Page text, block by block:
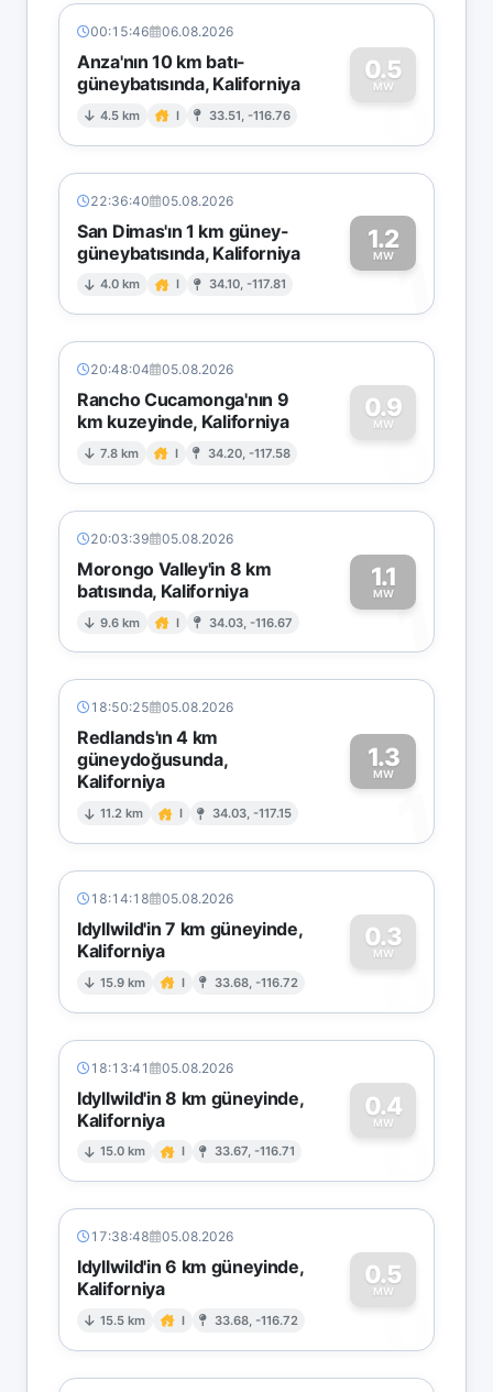
00:15:46 06.08.2026
Anza'nın 10 km batı-
güneybatısında, Kaliforniya
4.5 km I 33.51, -116.76
0.5
MW
0
22:36:40 05.08.2026
San Dimas'ın 1 km güney-
güneybatısında, Kaliforniya
4.0 km I 34.10, -117.81
1.2
MW1
20:48:04 05.08.2026
Rancho Cucamonga'nın 9
km kuzeyinde, Kaliforniya
7.8 km I 34.20, -117.58
0.9
MW
0
20:03:39 05.08.2026
Morongo Valley'in 8 km
batısında, Kaliforniya
9.6 km I 34.03, -116.67
1.1
MW1
18:50:25 05.08.2026
Redlands'ın 4 km
güneydoğusunda,
Kaliforniya
11.2 km I 34.03, -117.15
1.3
MW
1
18:14:18 05.08.2026
Idyllwild'in 7 km güneyinde,
Kaliforniya
15.9 km I 33.68, -116.72
0.3
MW
0
18:13:41 05.08.2026
Idyllwild'in 8 km güneyinde,
Kaliforniya
15.0 km I 33.67, -116.71
0.4
MW
0
17:38:48 05.08.2026
Idyllwild'in 6 km güneyinde,
Kaliforniya
15.5 km I 33.68, -116.72
0.5
MW
0